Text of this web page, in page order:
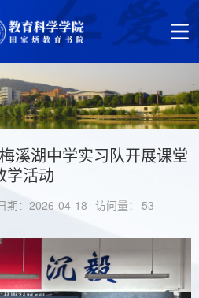
溪湖中学实习队开展课堂
学活动
期：2026-04-18 访问量： 53